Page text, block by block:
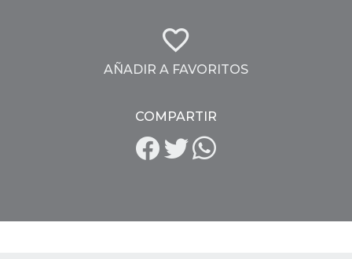
AÑADIR A FAVORITOS
COMPARTIR